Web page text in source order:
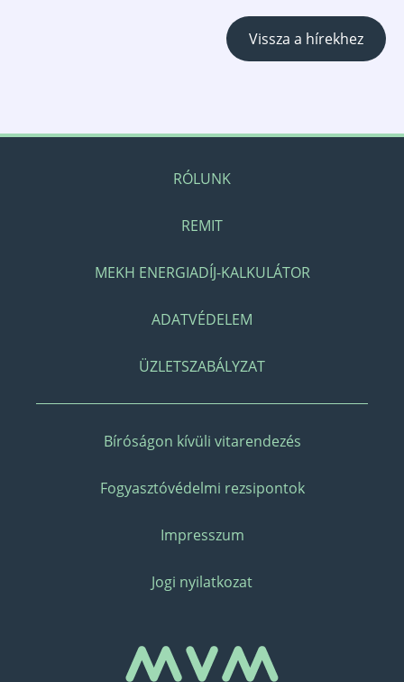
Vissza a hírekhez
RÓLUNK
REMIT
MEKH ENERGIADÍJ-KALKULÁTOR
ADATVÉDELEM
ÜZLETSZABÁLYZAT
Bíróságon kívüli vitarendezés
Fogyasztóvédelmi rezsipontok
Impresszum
Jogi nyilatkozat